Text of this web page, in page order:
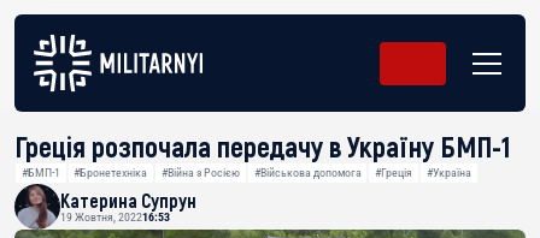
Греція розпочала передачу в Україну БМП-1
#БМП-1 #Бронетехніка #Війна з Росією #Військова допомога #Греція #Україна
Катерина Супрун
19 Жовтня, 202216:53